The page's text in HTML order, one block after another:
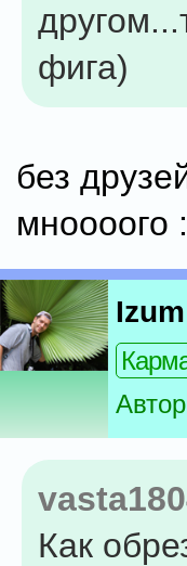
фига)
без
мноооого
Izum
Автор
Как